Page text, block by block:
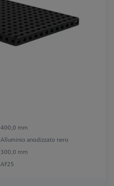
400,0 mm
Alluminio anodizzato nero
300,0 mm
AF25